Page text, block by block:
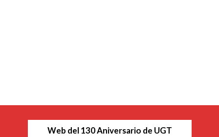
Web del 130 Aniversario de UGT